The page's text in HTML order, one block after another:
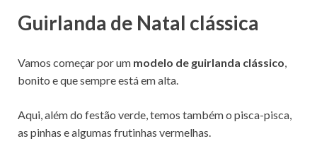
Guirlanda de Natal clássica
Vamos começar por um modelo de guirlanda clássico
bonito e que sempre está em alta.
Aqui, além do festão verde, temos também o pisca-pisca,
as pinhas e algumas frutinhas vermelhas.